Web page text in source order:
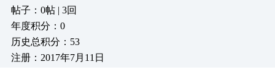
帖子：0帖 | 3回
年度积分：0
历史总积分：53
注册：2017年7月11日